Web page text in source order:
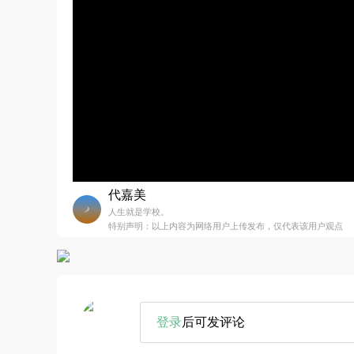
代嘉美
人生就是学校。
特别声明：以上内容为网络用户上传发布，仅代表该用户观点
登录后可发评论